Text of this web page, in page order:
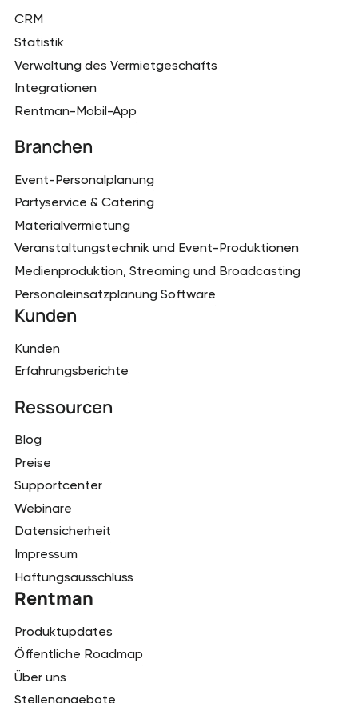
CRM
Statistik
Verwaltung des Vermietgeschäfts
Integrationen
Rentman-Mobil-App
Branchen
Event-Personalplanung
Partyservice & Catering
Materialvermietung
Veranstaltungstechnik und Event-Produktionen
Medienproduktion, Streaming und Broadcasting
Personaleinsatzplanung Software
Kunden
Kunden
Erfahrungsberichte
Ressourcen
Blog
Preise
Supportcenter
Webinare
Datensicherheit
Impressum
Haftungsausschluss
Rentman
Produktupdates
Öffentliche Roadmap
Über uns
Stellenangebote